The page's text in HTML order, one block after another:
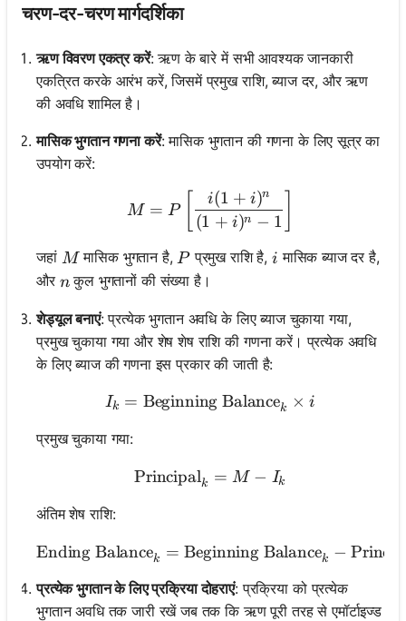
चरण-दर-चरण मार्गदर्शिका
ऋण विवरण एकत्र करें: ऋण के बारे में सभी आवश्यक जानकारी
एकत्रित करके आरंभ करें, जिसमें प्रमुख राशि, ब्याज दर, और ऋण
की अवधि शामिल है।
मासिक भुगतान गणना करें: मासिक भुगतान की गणना के लिए सूत्र का
उपयोग करें:
M = P \left[ \frac{i(1 +
M = P
(1 + i)n − 1
i(1 + i)n
जहां M
Mमासिक भुगतान है, P
Pप्रमुख राशि है,i
i मासिक ब्याज दर है,
और n
nकुल भुगतानों की संख्या है।
शेड्यूल बनाएं: प्रत्येक भुगतान अवधि के लिए ब्याज चुकाया गया,
प्रमुख चुकाया गया और शेष शेष राशि की गणना करें। प्रत्येक अवधि
के लिए ब्याज की गणना इस प्रकार की जाती है:
I_k = \text{Beginning
Ik = Beginning Balancek × i
प्रमुख चुकाया गया:
\text{Principal}_k = M -
Principalk = M − Ik
अंतिम शेष राशि:
\text{Ending
Ending Balancek = Beginning Balancek −
प्रत्येक भुगतान के लिए प्रक्रिया दोहराएं: प्रक्रिया को प्रत्येक
भुगतान अवधि तक जारी रखें जब तक कि ऋण पूरी तरह से एमॉर्टाइज्ड